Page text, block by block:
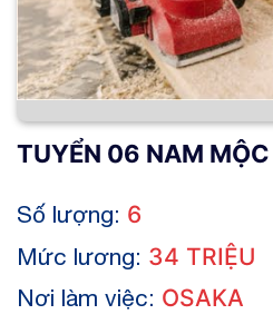
TUYỂN 06 NAM
Số lượng: 6
Mức lương: 34 TRIỆU
Nơi làm việc: OSAKA